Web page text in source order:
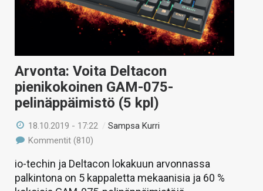
Arvonta: Voita Deltacon
pienikokoinen GAM-075-
pelinäppäimistö (5 kpl)
18.10.2019 - 17:22 /Sampsa Kurri
Kommentit (810)
io-techin ja Deltacon lokakuun arvonnassa
palkintona on 5 kappaletta mekaanisia ja 60 %